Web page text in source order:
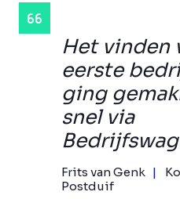
Het vinden
eerste
ging
snel via
Frits van Genk
Postduif